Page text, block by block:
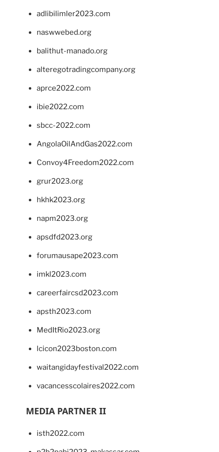
adlibilimler2023.com
naswwebed.org
balithut-manado.org
alteregotradingcompany.org
aprce2022.com
ibie2022.com
sbcc-2022.com
AngolaOilAndGas2022.com
Convoy4Freedom2022.com
grur2023.org
hkhk2023.org
napm2023.org
apsdfd2023.org
forumausape2023.com
imkl2023.com
careerfaircsd2023.com
apsth2023.com
MedItRio2023.org
lcicon2023boston.com
waitangidayfestival2022.com
vacancesscolaires2022.com
MEDIA PARTNER II
isth2022.com